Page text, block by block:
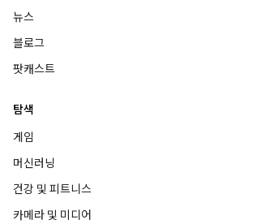
뉴스
블로그
팟캐스트
탐색
게임
머신러닝
건강 및 피트니스
카메라 및 미디어